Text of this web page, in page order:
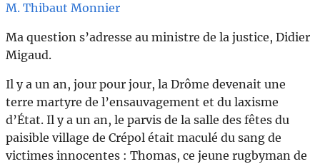
M. Thibaut Monnier
Ma question s’adresse au ministre de la justice, Didier
Migaud.
Il y a un an, jour pour jour, la Drôme devenait une
terre martyre de l’ensauvagement et du laxisme
d’État. Il y a un an, le parvis de la salle des fêtes du
paisible village de Crépol était maculé du sang de
victimes innocentes : Thomas, ce jeune rugbyman de